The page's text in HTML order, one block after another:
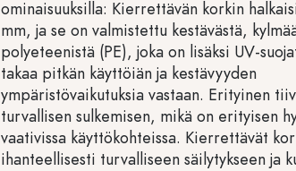
ominaisuuksilla: Kierrettävän korkin
mm, ja se on valmistettu kestävästä,
polyeteenistä (PE), joka on lisäksi UV-
takaa pitkän käyttöiän ja kestävyyden
ympäristövaikutuksia vastaan. Erityinen
turvallisen sulkemisen, mikä on erityisen
vaativissa käyttökohteissa. Kierrettävät
ihanteellisesti turvalliseen säilytykseen ja